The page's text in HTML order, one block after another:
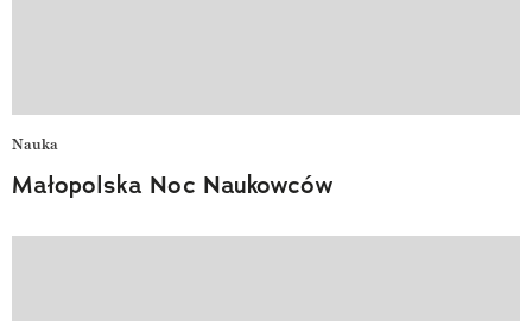
Nauka
Małopolska Noc Naukowców